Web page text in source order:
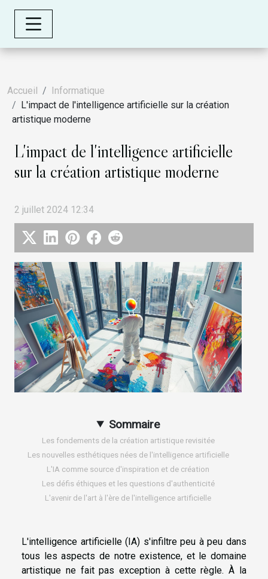
Accueil
Informatique
L'impact de l'intelligence artificielle sur la création
artistique moderne
L'impact de l'intelligence artificielle
sur la création artistique moderne
2 juillet 2024 12:34
Sommaire
Les fondements de la création artistique revisitée
Les nouvelles esthétiques nées de l'intelligence artificielle
L'IA comme source d'inspiration et de création
Les défis éthiques et les questions d'authenticité
L'avenir de l'art à l'ère de l'intelligence artificielle
L'intelligence artificielle (IA) s'infiltre peu à peu dans
tous les aspects de notre existence, et le domaine
artistique ne fait pas exception à cette règle. À la